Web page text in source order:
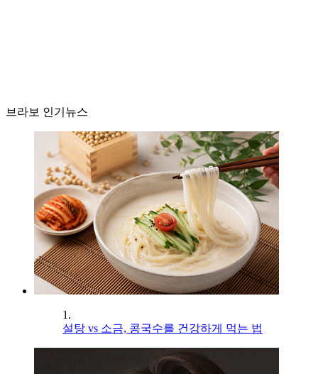
브라보 인기뉴스
1.
설탕 vs 소금, 콩국수를 건강하게 먹는 법